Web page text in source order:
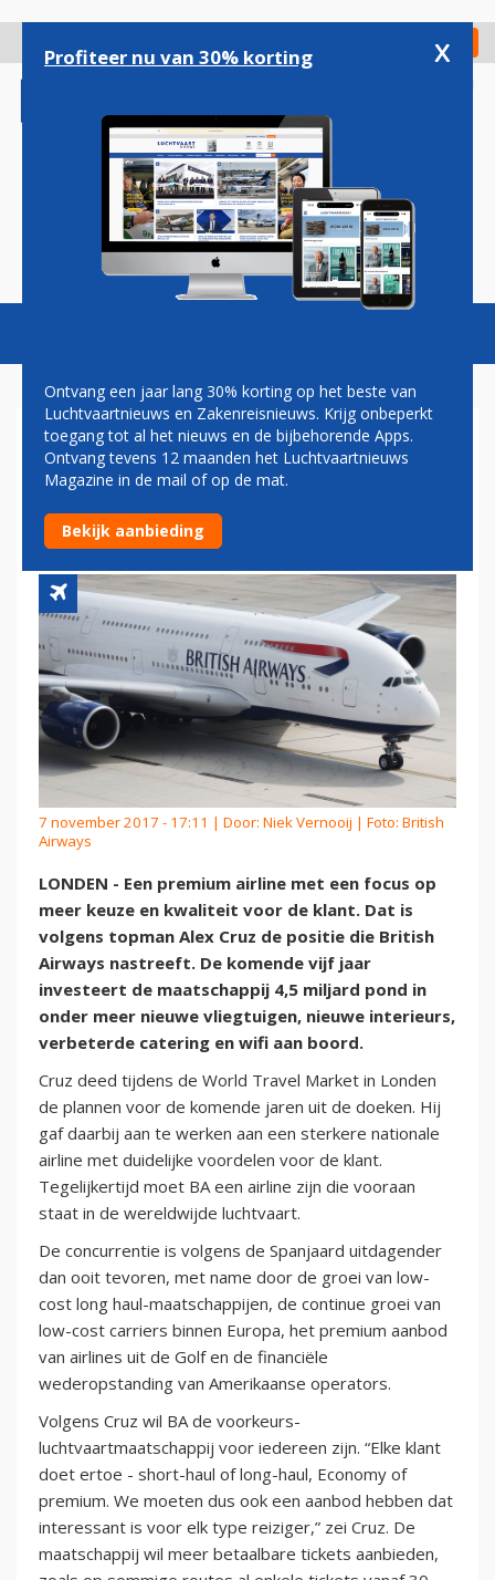
gaan
Check in
Magazine Podcasts Vacatures
BRITISH AIRWAYS
INVESTEERT 4,5 MILJARD IN
KWALITEIT
7 november 2017 - 17:11 | Door: Niek Vernooij | Foto: British
Airways
LONDEN - Een premium airline met een focus op
meer keuze en kwaliteit voor de klant. Dat is
volgens topman Alex Cruz de positie die British
Airways nastreeft. De komende vijf jaar
investeert de maatschappij 4,5 miljard pond in
onder meer nieuwe vliegtuigen, nieuwe interieurs,
verbeterde catering en wifi aan boord.
Cruz deed tijdens de World Travel Market in Londen
de plannen voor de komende jaren uit de doeken. Hij
gaf daarbij aan te werken aan een sterkere nationale
airline met duidelijke voordelen voor de klant.
Tegelijkertijd moet BA een airline zijn die vooraan
staat in de wereldwijde luchtvaart.
De concurrentie is volgens de Spanjaard uitdagender
dan ooit tevoren, met name door de groei van low-
cost long haul-maatschappijen, de continue groei van
low-cost carriers binnen Europa, het premium aanbod
van airlines uit de Golf en de financiële
wederopstanding van Amerikaanse operators.
Volgens Cruz wil BA de voorkeurs-
luchtvaartmaatschappij voor iedereen zijn. “Elke klant
doet ertoe - short-haul of long-haul, Economy of
premium. We moeten dus ook een aanbod hebben dat
interessant is voor elk type reiziger,” zei Cruz. De
maatschappij wil meer betaalbare tickets aanbieden,
Profiteer nu van 30% korting x
Ontvang een jaar lang 30% korting op het beste van
Luchtvaartnieuws en Zakenreisnieuws. Krijg onbeperkt
toegang tot al het nieuws en de bijbehorende Apps.
Ontvang tevens 12 maanden het Luchtvaartnieuws
Magazine in de mail of op de mat.
Bekijk aanbieding